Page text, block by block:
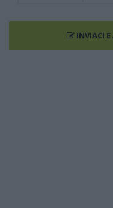
INVIACI